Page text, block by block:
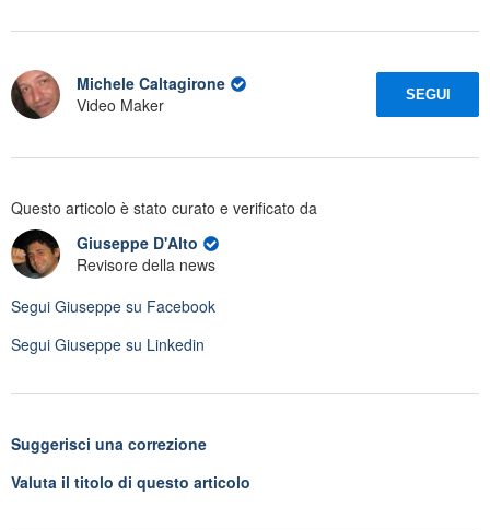
Michele Caltagirone
Video Maker
SEGUI
Questo articolo è stato curato e verificato da
Giuseppe D'Alto
Revisore della news
Segui Giuseppe su Facebook
Segui Giuseppe su Linkedin
Suggerisci una correzione
Valuta il titolo di questo articolo